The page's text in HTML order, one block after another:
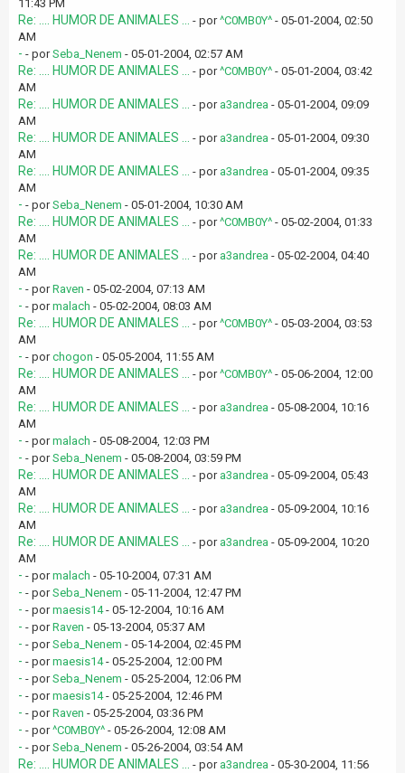
11:43 PM
Re: .... HUMOR DE ANIMALES ... - por^C0MB0Y^ - 05-01-2004, 02:50
AM
- - porSeba_Nenem - 05-01-2004, 02:57 AM
Re: .... HUMOR DE ANIMALES ... - por^C0MB0Y^ - 05-01-2004, 03:42
AM
Re: .... HUMOR DE ANIMALES ... - por a3andrea - 05-01-2004, 09:09
AM
Re: .... HUMOR DE ANIMALES ... - por a3andrea - 05-01-2004, 09:30
AM
Re: .... HUMOR DE ANIMALES ... - por a3andrea - 05-01-2004, 09:35
AM
- - porSeba_Nenem - 05-01-2004, 10:30 AM
Re: .... HUMOR DE ANIMALES ... - por^C0MB0Y^ - 05-02-2004, 01:33
AM
Re: .... HUMOR DE ANIMALES ... - por a3andrea - 05-02-2004, 04:40
AM
- - porRaven - 05-02-2004, 07:13 AM
- - pormalach - 05-02-2004, 08:03 AM
Re: .... HUMOR DE ANIMALES ... - por^C0MB0Y^ - 05-03-2004, 03:53
AM
- - porchogon - 05-05-2004, 11:55 AM
Re: .... HUMOR DE ANIMALES ... - por^C0MB0Y^ - 05-06-2004, 12:00
AM
Re: .... HUMOR DE ANIMALES ... - por a3andrea - 05-08-2004, 10:16
AM
- - pormalach - 05-08-2004, 12:03 PM
- - porSeba_Nenem - 05-08-2004, 03:59 PM
Re: .... HUMOR DE ANIMALES ... - por a3andrea - 05-09-2004, 05:43
AM
Re: .... HUMOR DE ANIMALES ... - por a3andrea - 05-09-2004, 10:16
AM
Re: .... HUMOR DE ANIMALES ... - por a3andrea - 05-09-2004, 10:20
AM
- - pormalach - 05-10-2004, 07:31 AM
- - porSeba_Nenem - 05-11-2004, 12:47 PM
- - pormaesis14- 05-12-2004, 10:16 AM
- - porRaven - 05-13-2004, 05:37 AM
- - porSeba_Nenem - 05-14-2004, 02:45 PM
- - pormaesis14- 05-25-2004, 12:00 PM
- - porSeba_Nenem - 05-25-2004, 12:06 PM
- - pormaesis14- 05-25-2004, 12:46 PM
- - porRaven - 05-25-2004, 03:36 PM
- - por^C0MB0Y^ - 05-26-2004, 12:08 AM
- - porSeba_Nenem - 05-26-2004, 03:54 AM
Re: .... HUMOR DE ANIMALES ... - por a3andrea - 05-30-2004, 11:56